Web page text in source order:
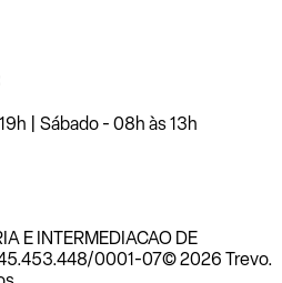
| Sábado - 08h às 13h
E INTERMEDIACAO DE
45.453.448/0001-07© 2026 Trevo.